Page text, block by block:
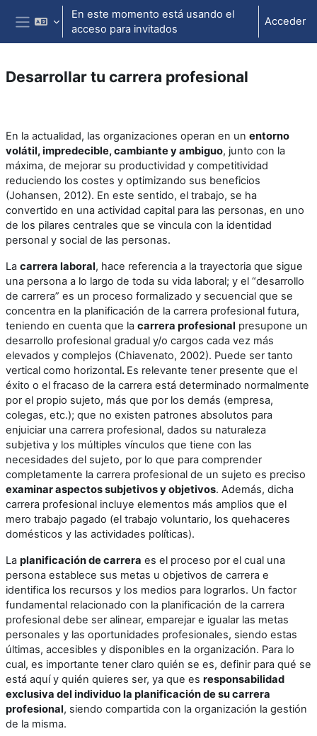
Salta al contenido principal
Panel lateral
En este momento está usando el
acceso para invitados
Acceder
Desarrollar tu carrera profesional
En la actualidad, las organizaciones operan en un entorno
volátil, impredecible, cambiante y ambiguo, junto con la
máxima, de mejorar su productividad y competitividad
reduciendo los costes y optimizando sus beneficios
(Johansen, 2012). En este sentido, el trabajo, se ha
convertido en una actividad capital para las personas, en uno
de los pilares centrales que se vincula con la identidad
personal y social de las personas.
La carrera laboral, hace referencia a la trayectoria que sigue
una persona a lo largo de toda su vida laboral; y el “desarrollo
de carrera” es un proceso formalizado y secuencial que se
concentra en la planificación de la carrera profesional futura,
teniendo en cuenta que la carrera profesional presupone un
desarrollo profesional gradual y/o cargos cada vez más
elevados y complejos (Chiavenato, 2002). Puede ser tanto
vertical como horizontal. Es relevante tener presente que el
éxito o el fracaso de la carrera está determinado normalmente
por el propio sujeto, más que por los demás (empresa,
colegas, etc.); que no existen patrones absolutos para
enjuiciar una carrera profesional, dados su naturaleza
subjetiva y los múltiples vínculos que tiene con las
necesidades del sujeto, por lo que para comprender
completamente la carrera profesional de un sujeto es preciso
examinar aspectos subjetivos y objetivos. Además, dicha
carrera profesional incluye elementos más amplios que el
mero trabajo pagado (el trabajo voluntario, los quehaceres
domésticos y las actividades políticas).
La planificación de carrera es el proceso por el cual una
persona establece sus metas u objetivos de carrera e
identifica los recursos y los medios para lograrlos. Un factor
fundamental relacionado con la planificación de la carrera
profesional debe ser alinear, emparejar e igualar las metas
personales y las oportunidades profesionales, siendo estas
últimas, accesibles y disponibles en la organización. Para lo
cual, es importante tener claro quién se es, definir para qué se
está aquí y quién quieres ser, ya que es responsabilidad
exclusiva del individuo la planificación de su carrera
profesional, siendo compartida con la organización la gestión
de la misma.